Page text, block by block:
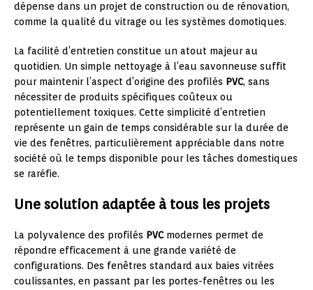
dépense dans un projet de construction ou de rénovation,
comme la qualité du vitrage ou les systèmes domotiques.
La facilité d’entretien constitue un atout majeur au
quotidien. Un simple nettoyage à l’eau savonneuse suffit
pour maintenir l’aspect d’origine des profilés PVC, sans
nécessiter de produits spécifiques coûteux ou
potentiellement toxiques. Cette simplicité d’entretien
représente un gain de temps considérable sur la durée de
vie des fenêtres, particulièrement appréciable dans notre
société où le temps disponible pour les tâches domestiques
se raréfie.
Une solution adaptée à tous les projets
La polyvalence des profilés PVCmodernes permet de
répondre efficacement à une grande variété de
configurations. Des fenêtres standard aux baies vitrées
coulissantes, en passant par les portes-fenêtres ou les